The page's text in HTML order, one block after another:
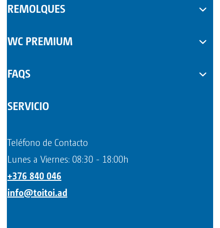
REMOLQUES
WC PREMIUM
FAQS
SERVICIO
Teléfono de Contacto
Lunes a Viernes: 08:30 - 18:00h
+376 840 046
info@toitoi.ad